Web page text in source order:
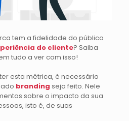
tem a fidelidade do público
do cliente? Saiba
tudo a ver com isso!
esta métrica, é necessário
branding seja feito. Nele
sobre o impacto da sua
isto é, de suas